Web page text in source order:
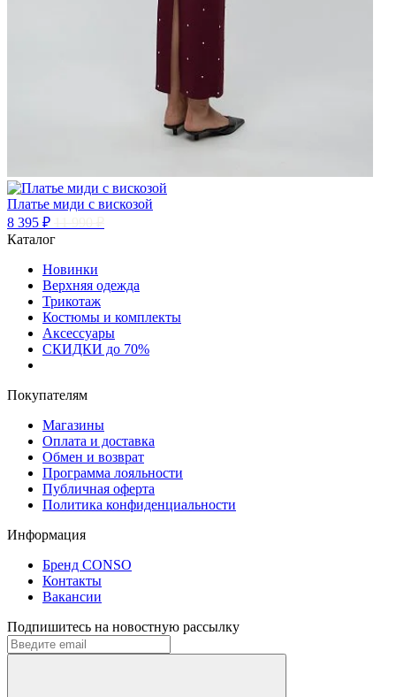
Платье миди с вискозой
8 395 ₽
Каталог
Новинки
Верхняя одежда
Трикотаж
Костюмы и комплекты
Аксессуары
СКИДКИ до 70%
Покупателям
Магазины
Оплата и доставка
Обмен и возврат
Программа лояльности
Публичная оферта
Политика конфиденциальности
Информация
Бренд CONSO
Контакты
Вакансии
Подпишитесь на новостную рассылку